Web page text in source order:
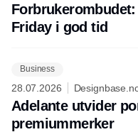
Friday i god tid
Business
28.07.2026
Adelante utvider
premiummerker